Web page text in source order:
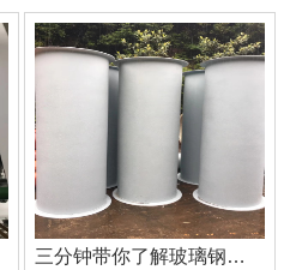
三分钟带你了解玻璃钢管道